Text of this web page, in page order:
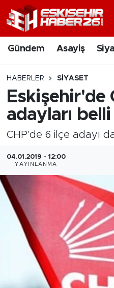
Gündem Asayiş
HABERLER SIYASET
Eskişehir'de
adayları
CHP'de 6 ilçe adayı
04.01.2019 - 12:00
YAYINLANMA
Gündem
Asayiş
Siyaset
Spor
Ekonomi
Sanat
Bölge
Teknoloji
Nöbetçi Eczaneler
Hava Durumu
Trafik Durumu
Süper Lig Puan
Tüm Manşetler
Son Dakika Haberleri